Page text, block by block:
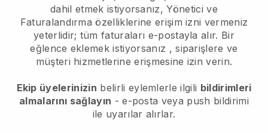
dahil etmek istiyorsanız, Yönetici ve
Faturalandırma özelliklerine erişim izni vermeniz
yeterlidir; tüm faturaları e-postayla alır. Bir
eğlence eklemek istiyorsanız , siparişlere ve
müşteri hizmetlerine erişmesine izin verin.
Ekip üyelerinizin belirli eylemlerle ilgili bildirimleri
almalarını sağlayın - e-posta veya push bildirimi
ile uyarılar alırlar.